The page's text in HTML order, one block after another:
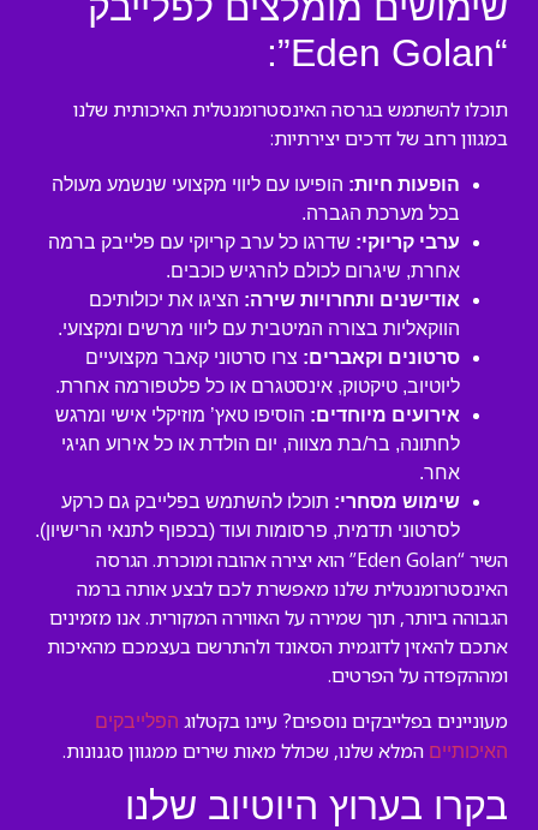
“Eden Golan”:
תוכלו להשתמש בגרסה האינסטרומנטלית האיכותית שלנו
במגוון רחב של דרכים יצירתיות:
הופעות חיות: הופיעו עם ליווי מקצועי שנשמע מעולה
בכל מערכת הגברה.
ערבי קריוקי: שדרגו כל ערב קריוקי עם פלייבק ברמה
אחרת, שיגרום לכולם להרגיש כוכבים.
אודישנים ותחרויות שירה: הציגו את יכולותיכם
הווקאליות בצורה המיטבית עם ליווי מרשים ומקצועי.
סרטונים וקאברים: צרו סרטוני קאבר מקצועיים
ליוטיוב, טיקטוק, אינסטגרם או כל פלטפורמה אחרת.
אירועים מיוחדים: הוסיפו טאץ’ מוזיקלי אישי ומרגש
לחתונה, בר/בת מצווה, יום הולדת או כל אירוע חגיגי
אחר.
שימוש מסחרי: תוכלו להשתמש בפלייבק גם כרקע
לסרטוני תדמית, פרסומות ועוד (בכפוף לתנאי הרישיון).
השיר “Eden Golan” הוא יצירה אהובה ומוכרת. הגרסה
האינסטרומנטלית שלנו מאפשרת לכם לבצע אותה ברמה
הגבוהה ביותר, תוך שמירה על האווירה המקורית. אנו מזמינים
אתכם להאזין לדוגמית הסאונד ולהתרשם בעצמכם מהאיכות
ומההקפדה על הפרטים.
מעוניינים בפלייבקים נוספים? עיינו בקטלוג הפלייבקים
האיכותיים המלא שלנו, שכולל מאות שירים ממגוון סגנונות.
בקרו בערוץ היוטיוב שלנו